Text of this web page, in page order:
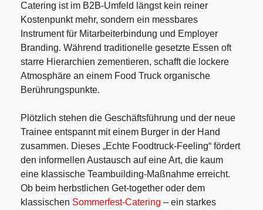
Catering ist im B2B-Umfeld längst kein reiner
Kostenpunkt mehr, sondern ein messbares
Instrument für Mitarbeiterbindung und Employer
Branding. Während traditionelle gesetzte Essen oft
starre Hierarchien zementieren, schafft die lockere
Atmosphäre an einem Food Truck organische
Berührungspunkte.
Plötzlich stehen die Geschäftsführung und der neue
Trainee entspannt mit einem Burger in der Hand
zusammen. Dieses „Echte Foodtruck-Feeling“ fördert
den informellen Austausch auf eine Art, die kaum
eine klassische Teambuilding-Maßnahme erreicht.
Ob beim herbstlichen Get-together oder dem
klassischen Sommerfest-Catering – ein starkes